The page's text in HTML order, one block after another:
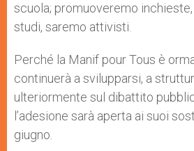
scuola; promuoveremo
studi, saremo attivisti.
Perché la Manif pour Tous è
continuerà a svilupparsi, a
ulteriormente sul dibattito
l’adesione sarà aperta ai suoi
giugno.